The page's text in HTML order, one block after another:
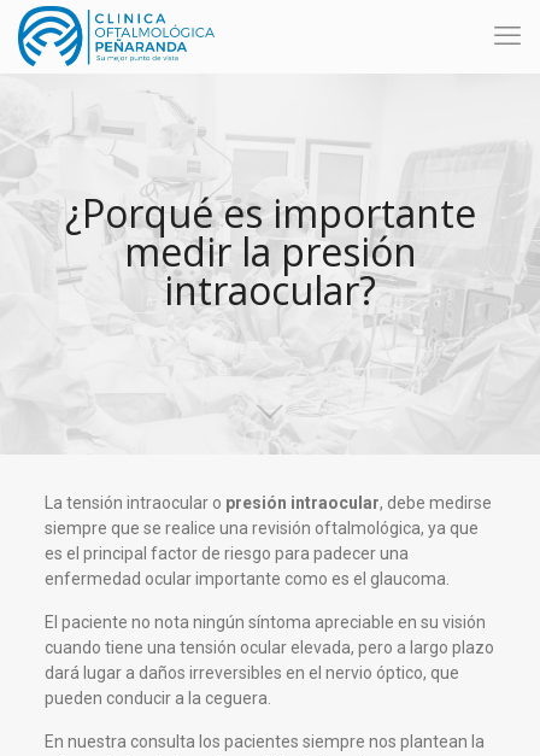
¿Porqué es importante
medir la presión
intraocular?
La tensión intraocular o presión intraocular, debe medirse
siempre que se realice una revisión oftalmológica, ya que
es el principal factor de riesgo para padecer una
enfermedad ocular importante como es el glaucoma.
El paciente no nota ningún síntoma apreciable en su visión
cuando tiene una tensión ocular elevada, pero a largo plazo
dará lugar a daños irreversibles en el nervio óptico, que
pueden conducir a la ceguera.
En nuestra consulta los pacientes siempre nos plantean la